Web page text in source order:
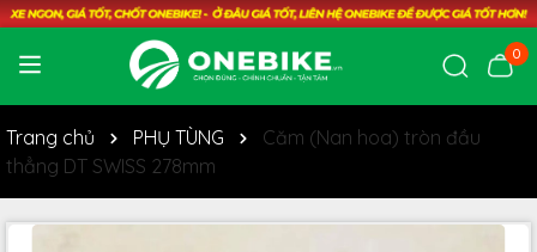
0
Trang chủ PHỤ TÙNG
Căm (Nan hoa) tròn đầu
thẳng DT SWISS 278mm